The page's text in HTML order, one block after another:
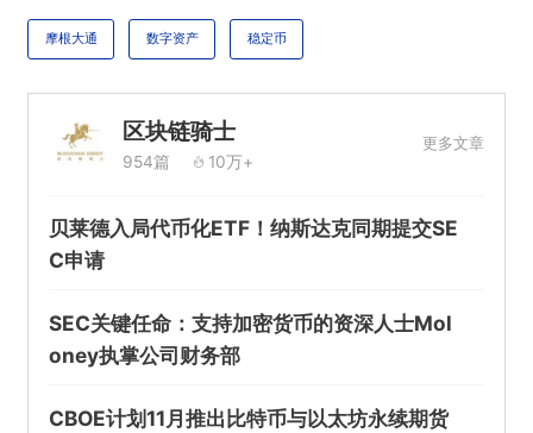
摩根大通 数字资产 稳定币
区块链骑士
954篇 10万+
更多文章
贝莱德入局代币化ETF！纳斯达克同期提交SE
C申请
SEC关键任命：支持加密货币的资深人士Mol
oney执掌公司财务部
CBOE计划11月推出比特币与以太坊永续期货